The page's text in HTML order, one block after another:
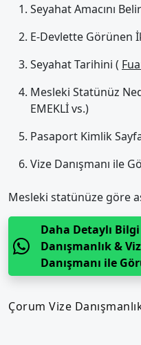
Seyahat Amacını
E-Devlette Görünen
Seyahat Tarihini (
Mesleki Statünüz
EMEKLİ vs.)
Pasaport Kimlik
Vize Danışmanı ile
Mesleki statünüze göre
Daha Detaylı
Danışmanlık &
Danışmanı ile
Çorum Vize